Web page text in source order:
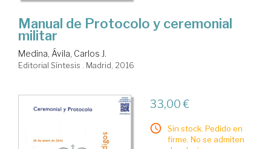
Manual de Protocolo y ceremonial
militar
Medina, Ávila, Carlos J.
Editorial Síntesis . Madrid, 2016
33,00 €
Sin stock. Pedido en
firme. No se admiten